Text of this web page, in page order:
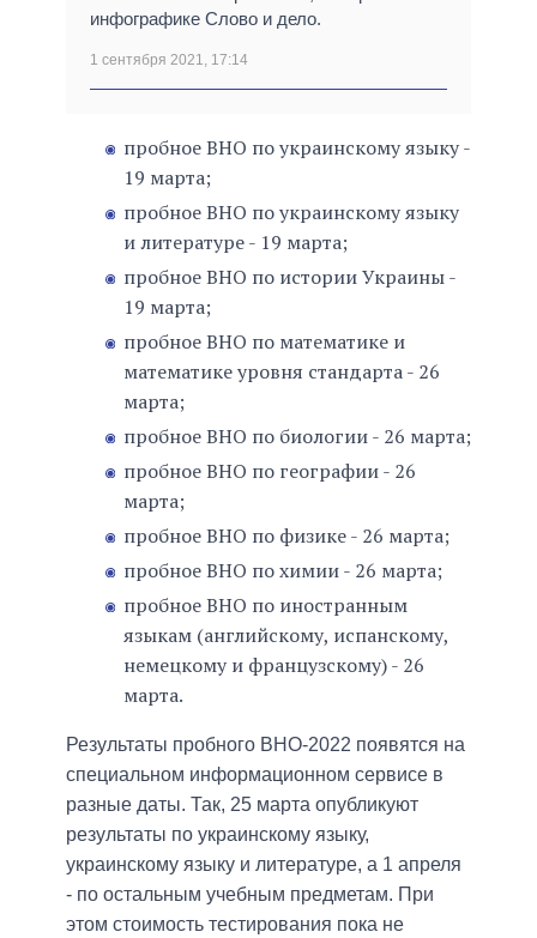
инфографике Слово и дело.
1 сентября 2021, 17:14
пробное ВНО по украинскому языку -
19 марта;
пробное ВНО по украинскому языку
и литературе - 19 марта;
пробное ВНО по истории Украины -
19 марта;
пробное ВНО по математике и
математике уровня стандарта - 26
марта;
пробное ВНО по биологии - 26 марта;
пробное ВНО по географии - 26
марта;
пробное ВНО по физике - 26 марта;
пробное ВНО по химии - 26 марта;
пробное ВНО по иностранным
языкам (английскому, испанскому,
немецкому и французскому) - 26
марта.
Результаты пробного ВНО-2022 появятся на
специальном информационном сервисе в
разные даты. Так, 25 марта опубликуют
результаты по украинскому языку,
украинскому языку и литературе, а 1 апреля
- по остальным учебным предметам. При
этом стоимость тестирования пока не